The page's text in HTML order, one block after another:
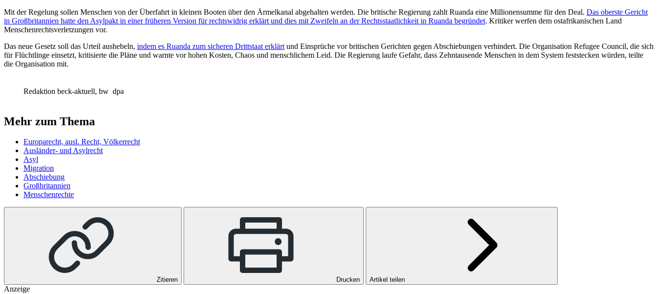
Mit der Regelung sollen Menschen von der Überfahrt in kleinen Booten über den Ärmelkanal abgehalten werden. Die britische Regierung zahlt Ruanda eine Millionensumme für den Deal. Das oberste Gericht
in Großbritannien hatte den Asylpakt in einer früheren Version für rechtswidrig erklärt und dies mit Zweifeln an der Rechtsstaatlichkeit in Ruanda begründet. Kritiker werfen dem ostafrikanischen Land
Menschenrechtsverletzungen vor.
Das neue Gesetz soll das Urteil aushebeln, indem es Ruanda zum sicheren Drittstaat erklärt und Einsprüche vor britischen Gerichten gegen Abschiebungen verhindert. Die Organisation Refugee Council, die sich
für Flüchtlinge einsetzt, kritisierte die Pläne und warnte vor hohen Kosten, Chaos und menschlichem Leid. Die Regierung laufe Gefahr, dass Zehntausende Menschen in dem System feststecken würden, teilte
die Organisation mit.
Redaktion beck-aktuell, bw dpa
Mehr zum Thema
Europarecht, ausl. Recht, Völkerrecht
Ausländer- und Asylrecht
Asyl
Migration
Abschiebung
Großbritannien
Menschenrechte
Zitieren Drucken Artikel teilen
Anzeige